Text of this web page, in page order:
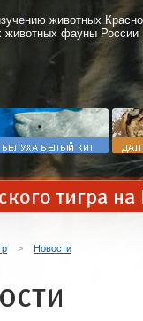
животных
животных фауны России
тигра
> Новости